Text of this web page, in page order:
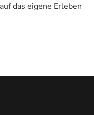
das eigene Erleben